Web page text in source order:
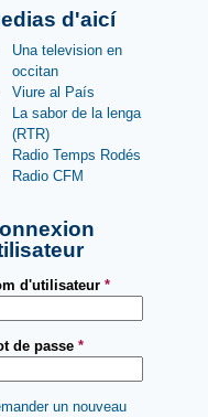
d'aicí
Una television en
occitan
Viure al País
La sabor de la lenga
(RTR)
Radio Temps Rodés
Radio CFM
d'utilisateur *
de passe *
un nouveau